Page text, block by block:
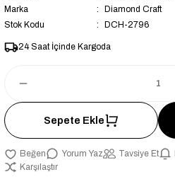
Marka
Diamond Craft
Stok Kodu
DCH-2796
24 Saat İçinde Kargoda
Sepete Ekle
Yorum Yaz Tavsiye Et
Karşılaştır